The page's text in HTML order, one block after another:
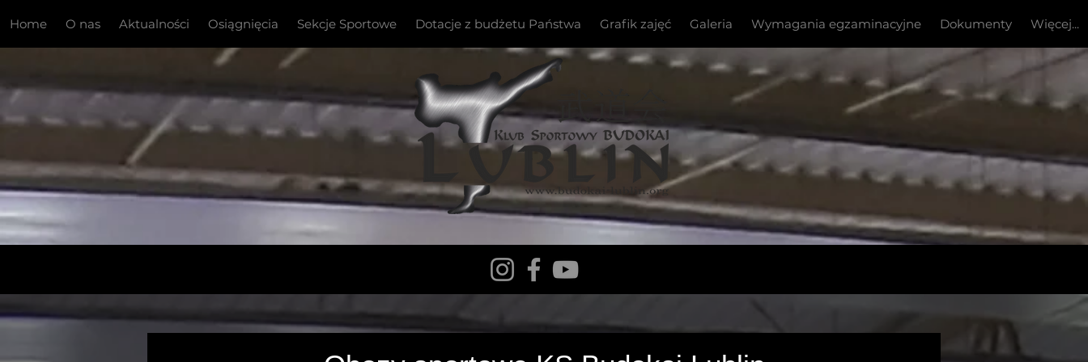
Home O nas Aktualności Osiągnięcia Sekcje Sportowe Dotacje z budżetu Państwa Grafik zajęć Galeria Wymagania egzaminacyjne Dokumenty Więcej...